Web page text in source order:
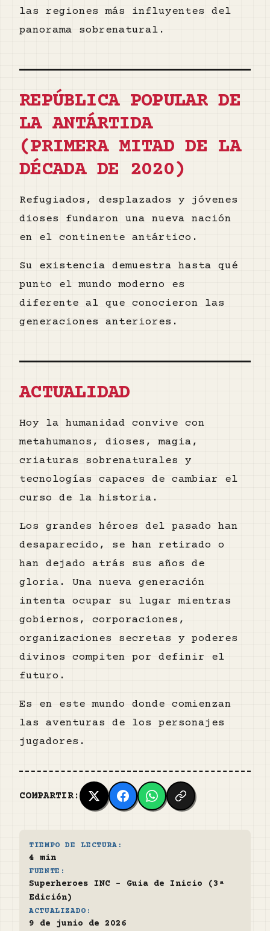
TIEMPO DE LECTURA:
4 min
FUENTE:
Superheroes INC - Guia de Inicio (3ª
Edición)
ACTUALIZADO:
9 de junio de 2026
las regiones más influyentes del
panorama sobrenatural.
REPÚBLICA POPULAR DE
LA ANTÁRTIDA
(PRIMERA MITAD DE LA
DÉCADA DE 2020)
Refugiados, desplazados y jóvenes
dioses fundaron una nueva nación
en el continente antártico.
Su existencia demuestra hasta qué
punto el mundo moderno es
diferente al que conocieron las
generaciones anteriores.
ACTUALIDAD
Hoy la humanidad convive con
metahumanos, dioses, magia,
criaturas sobrenaturales y
tecnologías capaces de cambiar el
curso de la historia.
Los grandes héroes del pasado han
desaparecido, se han retirado o
han dejado atrás sus años de
gloria. Una nueva generación
intenta ocupar su lugar mientras
gobiernos, corporaciones,
organizaciones secretas y poderes
divinos compiten por definir el
futuro.
Es en este mundo donde comienzan
las aventuras de los personajes
jugadores.
COMPARTIR: